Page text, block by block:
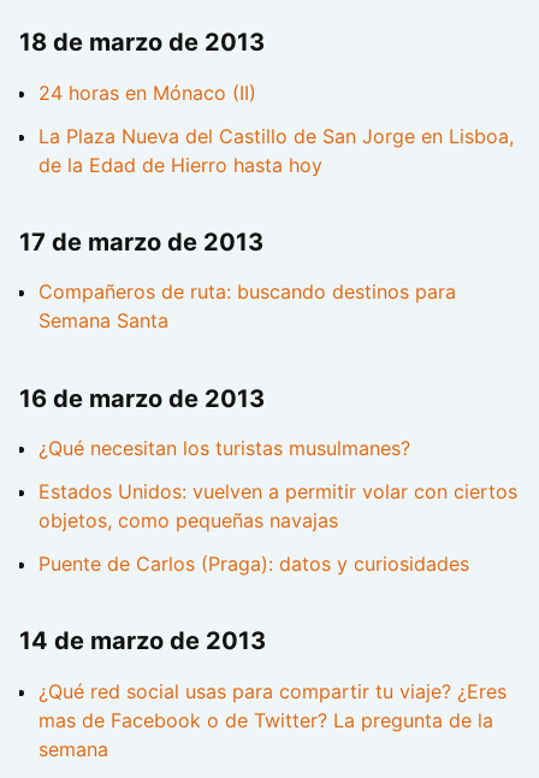
18 de marzo de 2013
24 horas en Mónaco (II)
La Plaza Nueva del Castillo de San Jorge en Lisboa,
de la Edad de Hierro hasta hoy
17 de marzo de 2013
Compañeros de ruta: buscando destinos para
Semana Santa
16 de marzo de 2013
¿Qué necesitan los turistas musulmanes?
Estados Unidos: vuelven a permitir volar con ciertos
objetos, como pequeñas navajas
Puente de Carlos (Praga): datos y curiosidades
14 de marzo de 2013
¿Qué red social usas para compartir tu viaje? ¿Eres
mas de Facebook o de Twitter? La pregunta de la
semana